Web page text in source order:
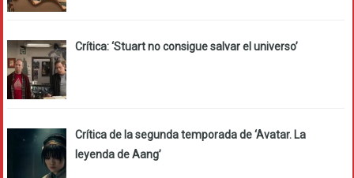
Crítica: ‘Stuart no consigue salvar el universo’
Crítica de la segunda temporada de ‘Avatar. La
leyenda de Aang’